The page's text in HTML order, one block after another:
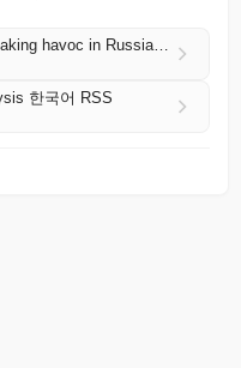
Ukraine’s drone playbook is wreaking havoc in Russia — and upending where NATO wants to invest
한국어 RSS